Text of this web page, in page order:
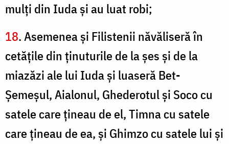
mulţi din Iuda şi au luat robi;
18. Asemenea şi Filistenii năvăliseră în
cetăţile din ţinuturile de la şes şi de la
miazăzi ale lui Iuda şi luaseră Bet-
Şemeşul, Aialonul, Ghederotul şi Soco cu
satele care ţineau de el, Timna cu satele
care ţineau de ea, şi Ghimzo cu satele lui şi